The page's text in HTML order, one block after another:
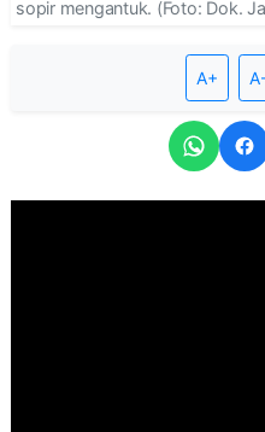
sopir mengantuk. (Foto: Dok.
A+